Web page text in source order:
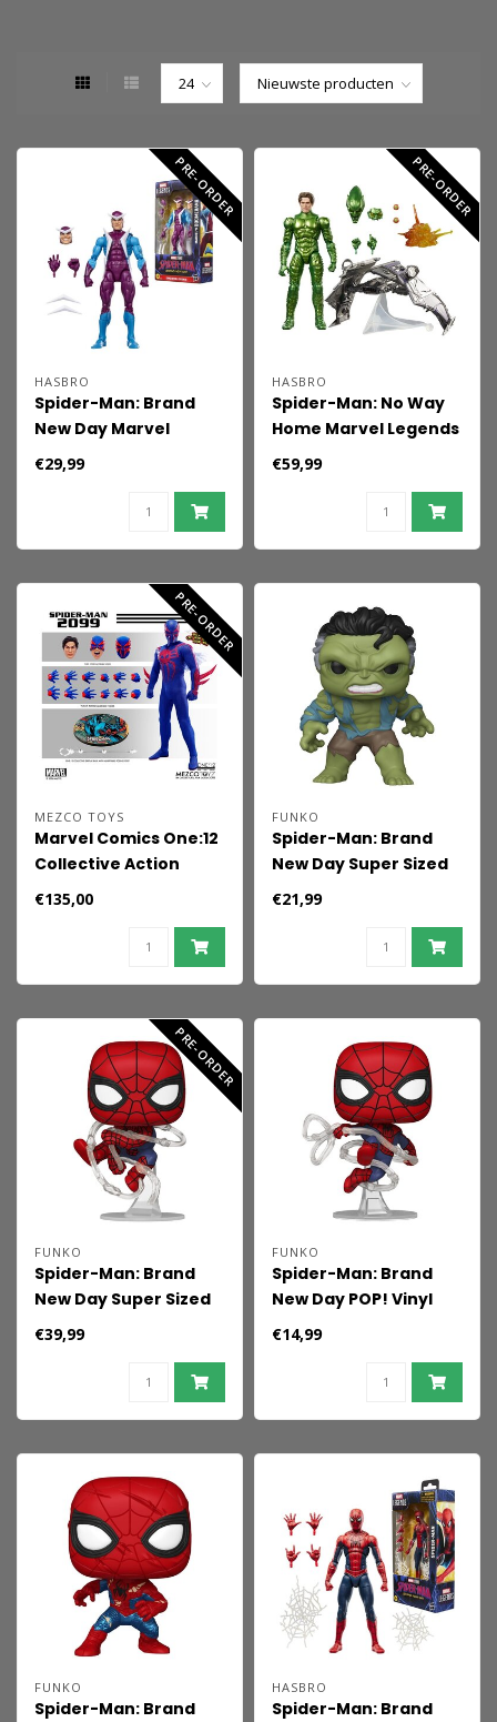
PRE-ORDER
HASBRO
Spider-Man: Brand
New Day Marvel
Legends Action Figure
€29,99
PRE-ORDER
HASBRO
Spider-Man: No Way
Home Marvel Legends
Action Figure Green
€59,99
PRE-ORDER
MEZCO TOYS
Marvel Comics One:12
Collective Action
Figure 1/12 Spider-Man
€135,00
FUNKO
Spider-Man: Brand
New Day Super Sized
POP! Vinyl Figure
€21,99
PRE-ORDER
FUNKO
Spider-Man: Brand
New Day Super Sized
Jumbo POP! Vinyl
€39,99
FUNKO
Spider-Man: Brand
New Day POP! Vinyl
Figure Spider-Man 9
€14,99
FUNKO
Spider-Man: Brand
HASBRO
Spider-Man: Brand